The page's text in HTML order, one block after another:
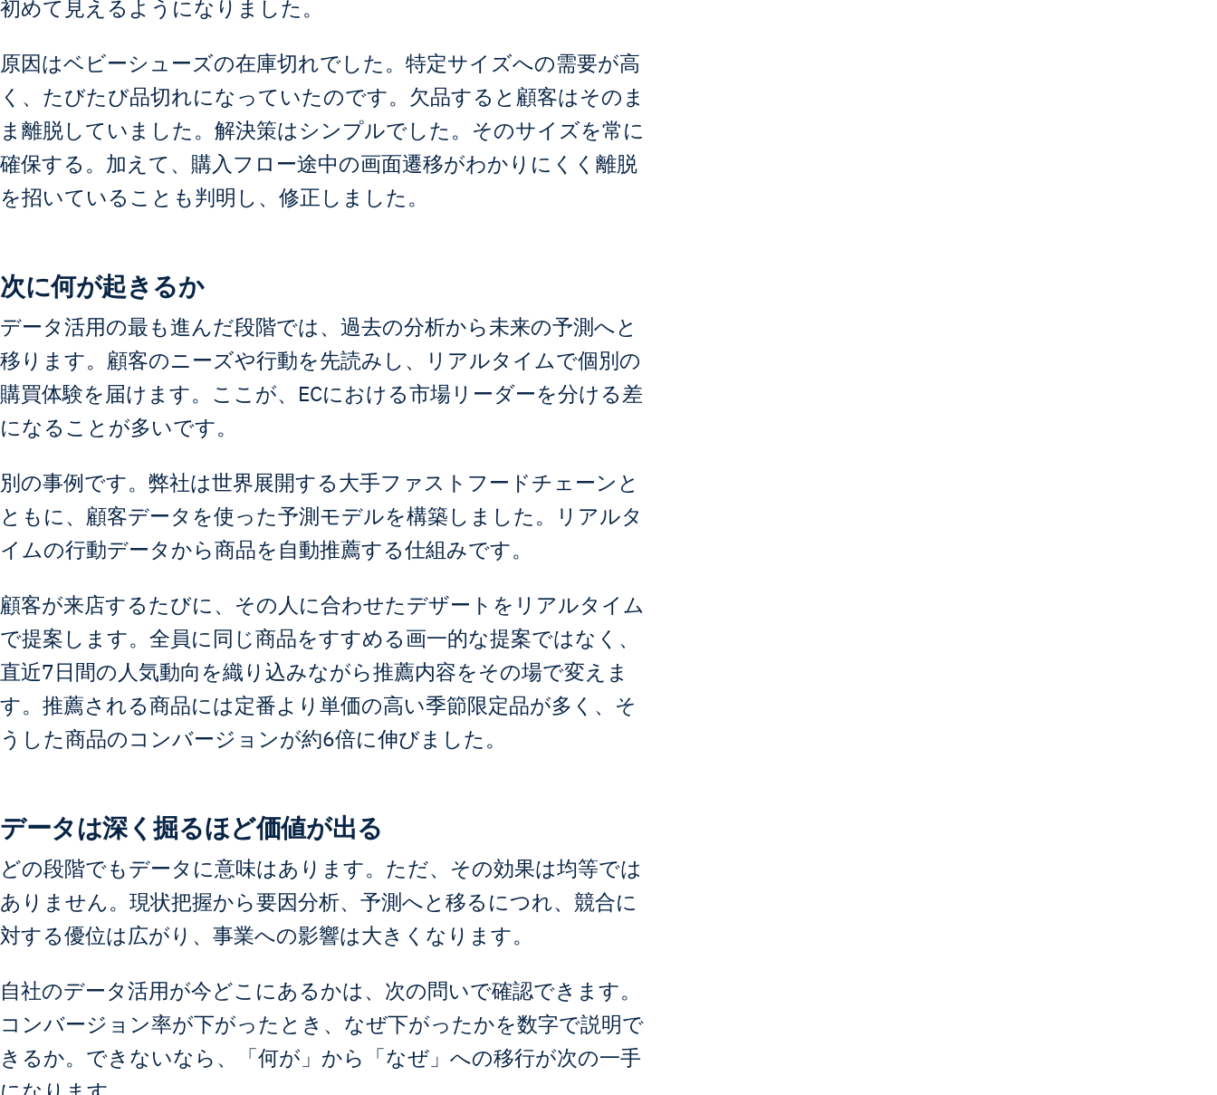
初めて見えるようになりました。
原因はベビーシューズの在庫切れでした。特定サイズへの需要が高
く、たびたび品切れになっていたのです。欠品すると顧客はそのま
ま離脱していました。解決策はシンプルでした。そのサイズを常に
確保する。加えて、購入フロー途中の画面遷移がわかりにくく離脱
を招いていることも判明し、修正しました。
次に何が起きるか
データ活用の最も進んだ段階では、過去の分析から未来の予測へと
移ります。顧客のニーズや行動を先読みし、リアルタイムで個別の
購買体験を届けます。ここが、ECにおける市場リーダーを分ける差
になることが多いです。
別の事例です。弊社は世界展開する大手ファストフードチェーンと
ともに、顧客データを使った予測モデルを構築しました。リアルタ
イムの行動データから商品を自動推薦する仕組みです。
顧客が来店するたびに、その人に合わせたデザートをリアルタイム
で提案します。全員に同じ商品をすすめる画一的な提案ではなく、
直近7日間の人気動向を織り込みながら推薦内容をその場で変えま
す。推薦される商品には定番より単価の高い季節限定品が多く、そ
うした商品のコンバージョンが約6倍に伸びました。
データは深く掘るほど価値が出る
どの段階でもデータに意味はあります。ただ、その効果は均等では
ありません。現状把握から要因分析、予測へと移るにつれ、競合に
対する優位は広がり、事業への影響は大きくなります。
自社のデータ活用が今どこにあるかは、次の問いで確認できます。
コンバージョン率が下がったとき、なぜ下がったかを数字で説明で
きるか。できないなら、「何が」から「なぜ」への移行が次の一手